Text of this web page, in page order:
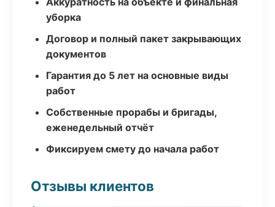
уборка
Договор и полный пакет закрывающих
документов
Гарантия до 5 лет на основные виды
работ
Собственные прорабы и бригады,
еженедельный отчёт
Фиксируем смету до начала работ
Отзывы клиентов